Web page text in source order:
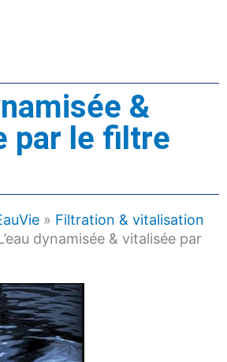
&
par le filtre
» Filtration & vitalisation
dynamisée & vitalisée par